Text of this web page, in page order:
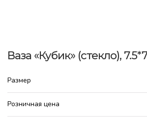
Ваза «Кубик» (стекло),
Размер
Розничная цена